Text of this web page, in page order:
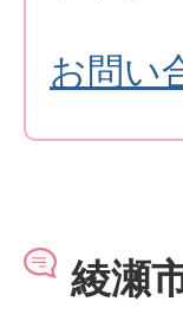
お問い
綾瀬